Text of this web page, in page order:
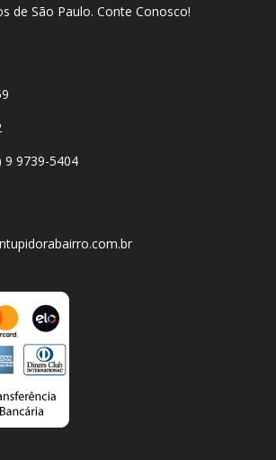
de São Paulo. Conte Conosco!
9 9739-5404